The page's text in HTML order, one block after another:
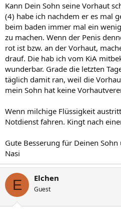
Kann Dein Sohn seine Vorhaut
(4) habe ich nachdem er es mal
beim baden immer mal ein
zu machen. Wenn der Penis
rot ist bzw. an der Vorhaut,
drauf. Die hab ich vom KiA
wunderbar. Grade die letzten
täglich damit ran, weil die
mein Sohn hat keine
Wenn milchige Flüssigkeit
Notdienst fahren. Kingt nach
Gute Besserung für Deinen
Nasi
E Elchen
Guest